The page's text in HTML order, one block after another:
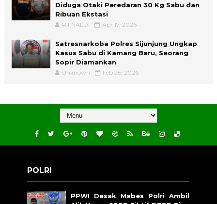
Diduga Otaki Peredaran 30 Kg Sabu dan
Ribuan Ekstasi
RIFNALDI Apr 17, 2026
Satresnarkoba Polres Sijunjung Ungkap
Kasus Sabu di Kamang Baru, Seorang
Sopir Diamankan
Unknown Feb 26, 2026
POLRI
PPWI Desak Mabes Polri Ambil